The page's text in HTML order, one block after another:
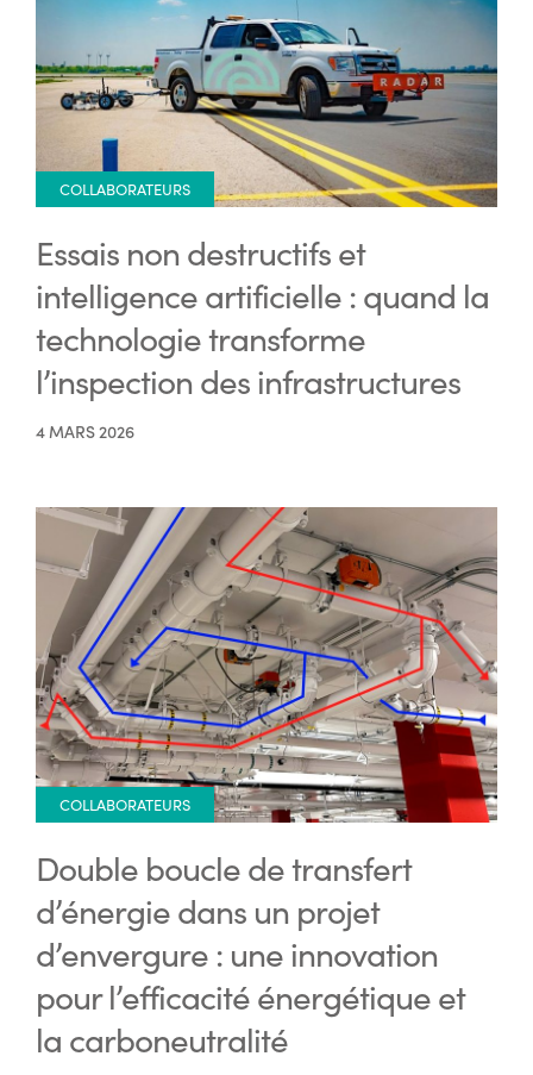
COLLABORATEURS
Essais non destructifs et
intelligence artificielle : quand la
technologie transforme
l’inspection des infrastructures
4 MARS 2026
COLLABORATEURS
Double boucle de transfert
d’énergie dans un projet
d’envergure : une innovation
pour l’efficacité énergétique et
la carboneutralité